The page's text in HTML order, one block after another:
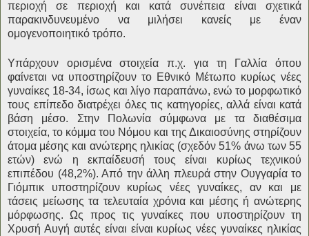
περιοχή σε περιοχή και κατά συνέπεια είναι σχετικά
παρακινδυνευμένο να μιλήσει κανείς με έναν
ομογενοποιητικό τρόπο.
Υπάρχουν ορισμένα στοιχεία π.χ. για τη Γαλλία όπου
φαίνεται να υποστηρίζουν το Εθνικό Μέτωπο κυρίως νέες
γυναίκες 18-34, ίσως και λίγο παραπάνω, ενώ το μορφωτικό
τους επίπεδο διατρέχει όλες τις κατηγορίες, αλλά είναι κατά
βάση μέσο. Στην Πολωνία σύμφωνα με τα διαθέσιμα
στοιχεία, το κόμμα του Νόμου και της Δικαιοσύνης στηρίζουν
άτομα μέσης και ανώτερης ηλικίας (σχεδόν 51% άνω των 55
ετών) ενώ η εκπαίδευσή τους είναι κυρίως τεχνικού
επιπέδου (48,2%). Από την άλλη πλευρά στην Ουγγαρία το
Γιόμπικ υποστηρίζουν κυρίως νέες γυναίκες, αν και με
τάσεις μείωσης τα τελευταία χρόνια και μέσης ή ανώτερης
μόρφωσης. Ως προς τις γυναίκες που υποστηρίζουν τη
Χρυσή Αυγή αυτές είναι είναι κυρίως νέες γυναίκες ηλικίας